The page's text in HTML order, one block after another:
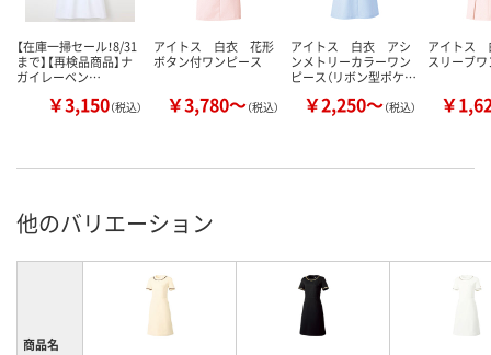
【在庫一掃セール！8/31
まで】【再検品商品】ナ
ガイレーベン…
￥3,150（税込）
アイトス 白衣 花形
ボタン付ワンピース
￥3,780～（税込）
アイトス 白衣 アシ
ンメトリーカラーワン
ピース（リボン型ポケ…
￥2,250～（税込）
アイトス
スリーブ
￥
他のバリエーション
商品名